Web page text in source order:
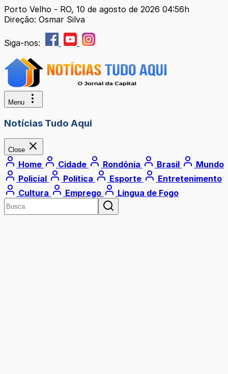
Porto Velho - RO, 10 de agosto de 2026 04:56h
Direção: Osmar Silva
Siga-nos:
Menu
Notícias Tudo Aqui
Close
Home Cidade Rondônia Brasil
Mundo
Policial
Política Esporte
Entretenimento
Cultura
Emprego Língua de Fogo